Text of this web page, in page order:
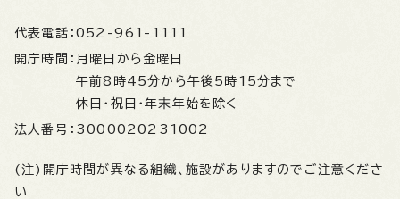
代表電話： 052-961-1111
開庁時間： 月曜日から金曜日
午前8時45分から午後5時15分まで
休日・祝日・年末年始を除く
法人番号： 3000020231002
(注)開庁時間が異なる組織、施設がありますのでご注意くださ
い